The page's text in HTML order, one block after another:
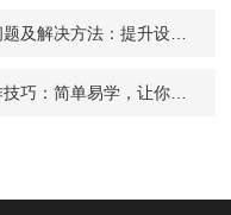
法：提升设备稳定性的关键
单易学，让你的加工更出色